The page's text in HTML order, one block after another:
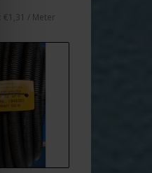
€1,31 / Meter